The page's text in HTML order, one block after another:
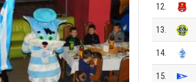
12.
13.
14.
15.